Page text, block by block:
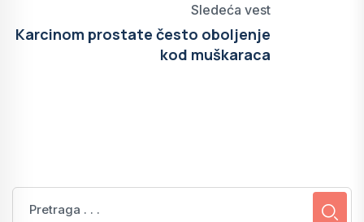
Sledeća vest
Karcinom prostate često oboljenje
kod muškaraca